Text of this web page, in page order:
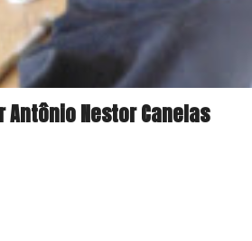
Antônio Nestor Canelas